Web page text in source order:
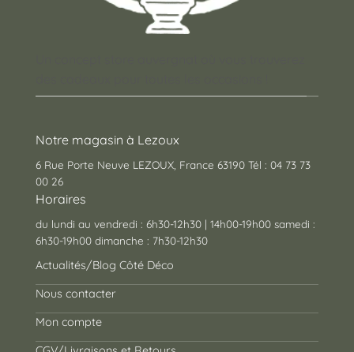
Notre magasin à Lezoux
6 Rue Porte Neuve LEZOUX, France 63190 Tél : 04 73 73
00 26
Horaires
du lundi au vendredi : 6h30-12h30 | 14h00-19h00 samedi :
6h30-19h00 dimanche : 7h30-12h30
Actualités/Blog Côté Déco
Nous contacter
Mon compte